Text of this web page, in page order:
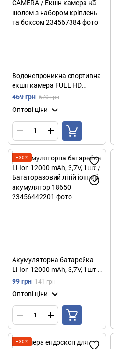
Водонепроникна спортивна
екшн камера FULL HD
1080p, A7, ACTION CAMERA
набором кріплень та
боксом
469 грн 670 грн
Оптові ціни
−30%
Акумуляторна батарейка
Li-Ion 12000 mAh, 3,7V, 1шт /
Багаторазовий літій іонний
99 грн 141 грн
Оптові ціни
−30%